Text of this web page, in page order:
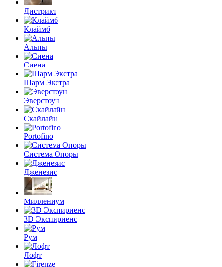
Дистрикт
Клаймб
Альпы
Сиена
Шарм Экстра
Эверстоун
Скайлайн
Portofino
Система Опоры
Дженезис
Миллениум
3D Экспириенс
Рум
Лофт